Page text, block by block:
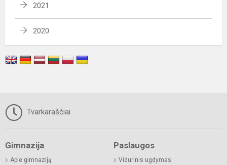
2021
2020
Tvarkaraščiai
Gimnazija
Apie gimnaziją
Paslaugos
Vidurinis ugdymas